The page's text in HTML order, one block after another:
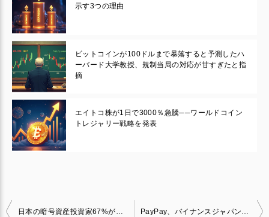
示す3つの理由
ビットコインが100ドルまで暴落すると予測したハ
ーバード大学教授、規制当局の対応が甘すぎたと指
摘
エイトコ株が1日で3000％急騰──ワールドコイン
トレジャリー戦略を発表
投